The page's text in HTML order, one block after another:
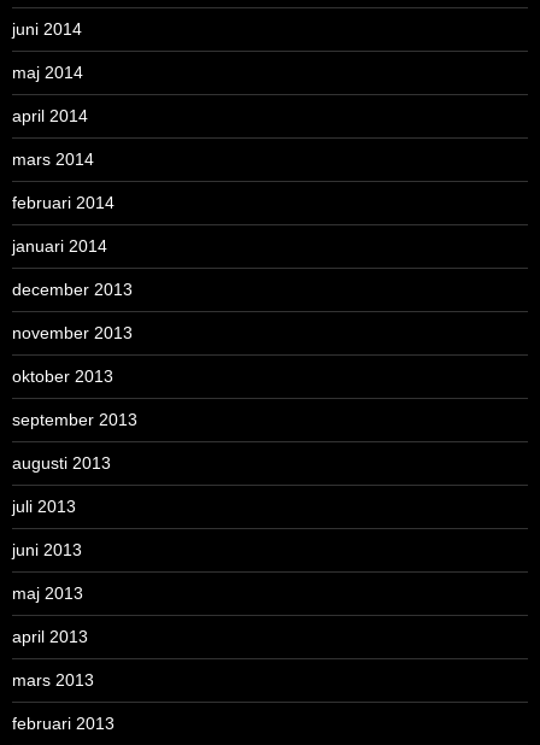
juni 2014
maj 2014
april 2014
mars 2014
februari 2014
januari 2014
december 2013
november 2013
oktober 2013
september 2013
augusti 2013
juli 2013
juni 2013
maj 2013
april 2013
mars 2013
februari 2013